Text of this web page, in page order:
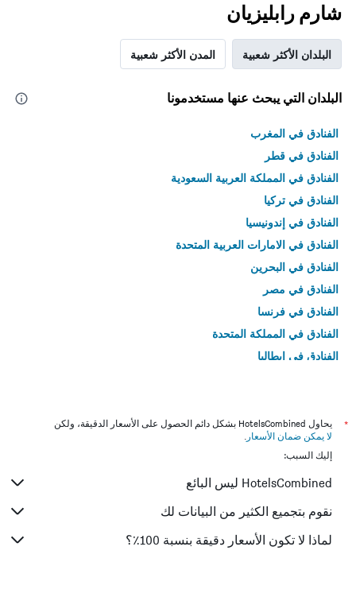
شارم رابليزيان
البلدان الأكثر شعبية المدن الأكثر شعبية
البلدان التي يبحث عنها مستخدمونا
الفنادق في المغرب
الفنادق في قطر
الفنادق في المملكة العربية السعودية
الفنادق في تركيا
الفنادق في إندونيسيا
الفنادق في الامارات العربية المتحدة
الفنادق في البحرين
الفنادق في مصر
الفنادق في فرنسا
الفنادق في المملكة المتحدة
الفنادق في إيطاليا
*
يحاول HotelsCombined بشكل دائم الحصول على الأسعار الدقيقة، ولكن
لا يمكن ضمان الأسعار .
إليك السبب:
HotelsCombined ليس البائع
نقوم بتجميع الكثير من البيانات لك
لماذا لا تكون الأسعار دقيقة بنسبة 100٪؟